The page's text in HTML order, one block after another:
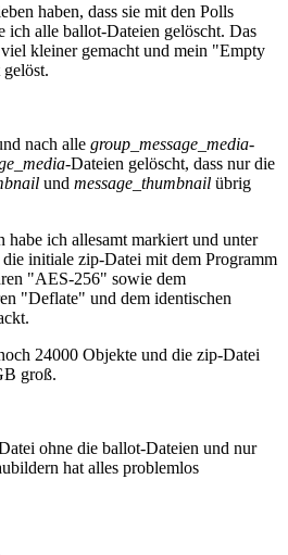
haben, dass sie mit den Polls
ich alle ballot-Dateien gelöscht. Das
kleiner gemacht und mein "Empty
nach alle group_message_media-
-Dateien gelöscht, dass nur die
und message_thumbnail übrig
habe ich allesamt markiert und unter
initiale zip-Datei mit dem Programm
"AES-256" sowie dem
"Deflate" und dem identischen
24000 Objekte und die zip-Datei
groß.
ohne die ballot-Dateien und nur
hat alles problemlos